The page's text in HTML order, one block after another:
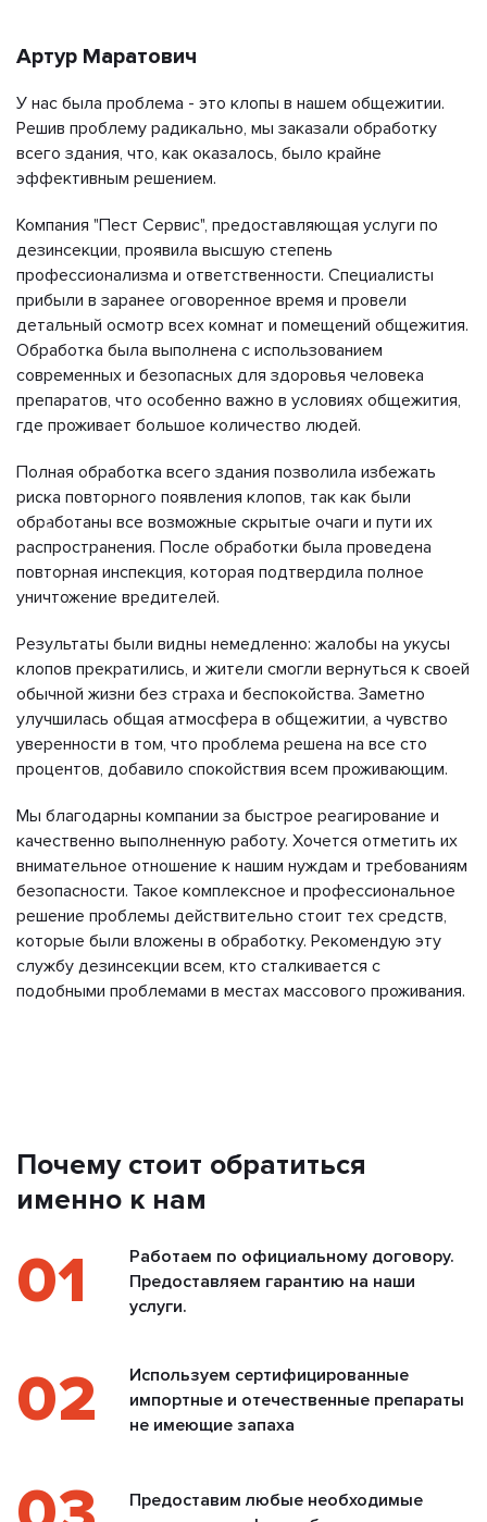
Артур Маратович
У нас была проблема - это клопы в нашем общежитии.
Решив проблему радикально, мы заказали обработку
всего здания, что, как оказалось, было крайне
эффективным решением.
Компания "Пест Сервис", предоставляющая услуги по
дезинсекции, проявила высшую степень
профессионализма и ответственности. Специалисты
прибыли в заранее оговоренное время и провели
детальный осмотр всех комнат и помещений общежития.
Обработка была выполнена с использованием
современных и безопасных для здоровья человека
препаратов, что особенно важно в условиях общежития,
где проживает большое количество людей.
Полная обработка всего здания позволила избежать
риска повторного появления клопов, так как были
обработаны все возможные скрытые очаги и пути их
распространения. После обработки была проведена
повторная инспекция, которая подтвердила полное
уничтожение вредителей.
Результаты были видны немедленно: жалобы на укусы
клопов прекратились, и жители смогли вернуться к своей
обычной жизни без страха и беспокойства. Заметно
улучшилась общая атмосфера в общежитии, а чувство
уверенности в том, что проблема решена на все сто
процентов, добавило спокойствия всем проживающим.
Мы благодарны компании за быстрое реагирование и
качественно выполненную работу. Хочется отметить их
внимательное отношение к нашим нуждам и требованиям
безопасности. Такое комплексное и профессиональное
решение проблемы действительно стоит тех средств,
которые были вложены в обработку. Рекомендую эту
службу дезинсекции всем, кто сталкивается с
подобными проблемами в местах массового проживания.
Почему стоит обратиться
именно к нам
01
Работаем по официальному договору.
Предоставляем гарантию на наши
услуги.
02
Используем сертифицированные
импортные и отечественные препараты
не имеющие запаха
Предоставим любые необходимые